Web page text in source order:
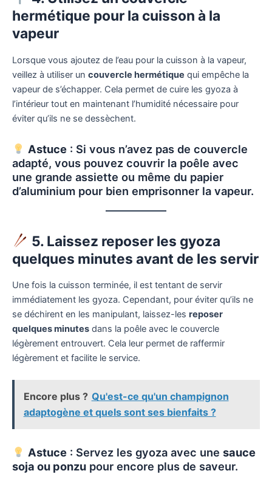
hermétique pour la cuisson à la
vapeur
Lorsque vous ajoutez de l’eau pour la cuisson à la vapeur,
veillez à utiliser un couvercle hermétique qui empêche la
vapeur de s’échapper. Cela permet de cuire les gyoza à
l’intérieur tout en maintenant l’humidité nécessaire pour
éviter qu’ils ne se dessèchent.
Astuce: Si vous n’avez pas de couvercle
adapté, vous pouvez couvrir la poêle avec
une grande assiette ou même du papier
d’aluminium pour bien emprisonner la vapeur.
5. Laissez reposer les gyoza
quelques minutes avant de les servir
Une fois la cuisson terminée, il est tentant de servir
immédiatement les gyoza. Cependant, pour éviter qu’ils ne
se déchirent en les manipulant, laissez-les reposer
quelques minutes dans la poêle avec le couvercle
légèrement entrouvert. Cela leur permet de raffermir
légèrement et facilite le service.
Encore plus ? Qu'est-ce qu'un champignon
adaptogène et quels sont ses bienfaits ?
Astuce: Servez les gyoza avec une sauce
soja ou ponzu pour encore plus de saveur.